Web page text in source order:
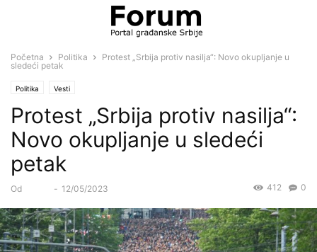
Početna Politika
Protest „Srbija protiv nasilja“: Novo okupljanje u
sledeći petak
Politika Vesti
Protest „Srbija protiv nasilja“:
Novo okupljanje u sledeći
petak
Od - 12/05/2023 0
412